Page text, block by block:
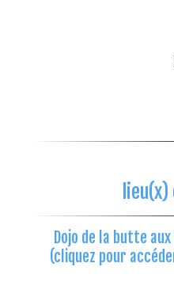
Dojo de la butte
(cliquez pour